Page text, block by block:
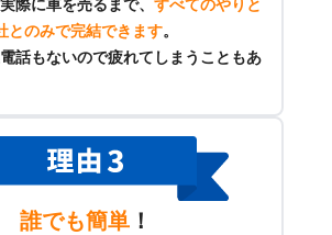
際に車を売るまで、 すべてのやりと
とのみで完結できます。
話もないので疲れてしまうこともあ
誰でも簡単 ！